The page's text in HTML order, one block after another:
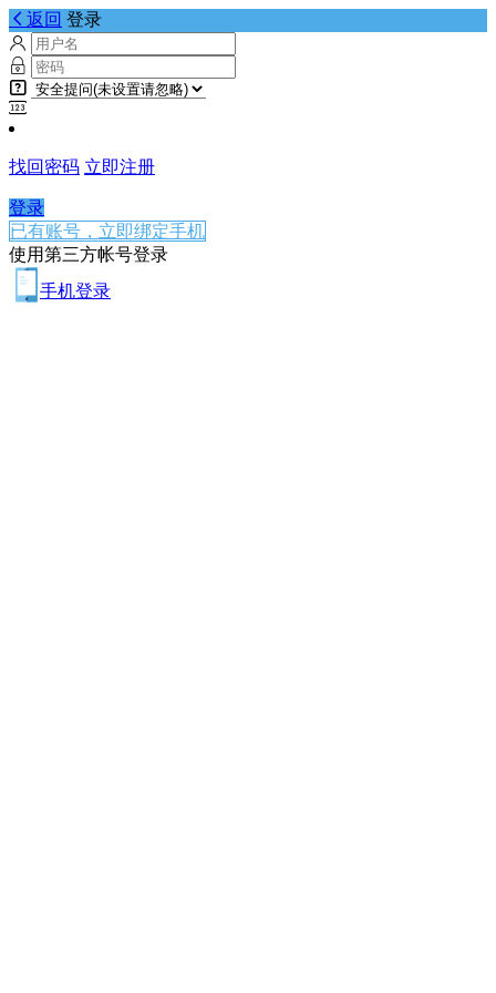
返回 登录
找回密码 立即注册
登录
已有账号，立即绑定手机
使用第三方帐号登录
手机登录